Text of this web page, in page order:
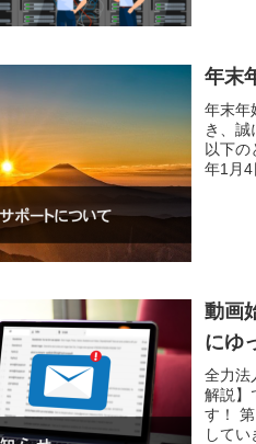
年末
年末年
き、誠
以下
年1月4
動画
にゆ
全力法
解説】
す！
して